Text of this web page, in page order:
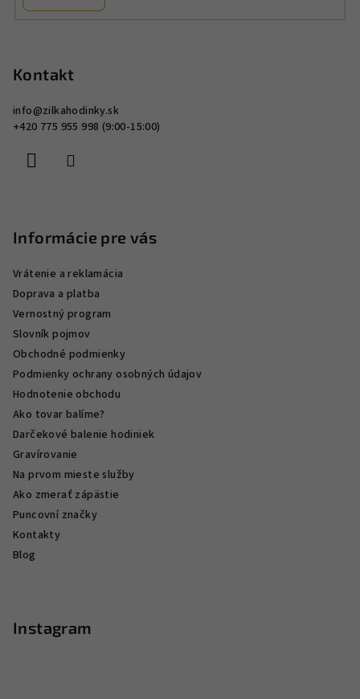
y
Kontakt
info@zilkahodinky.sk
+420 775 955 998 (9:00-15:00)
Informácie pre vás
Vrátenie a reklamácia
Doprava a platba
Vernostný program
Slovník pojmov
Obchodné podmienky
Podmienky ochrany osobných údajov
Hodnotenie obchodu
Ako tovar balíme?
Darčekové balenie hodiniek
Gravírovanie
Na prvom mieste služby
Ako zmerať zápästie
Puncovní značky
Kontakty
Blog
Instagram